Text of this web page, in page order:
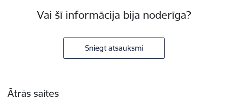
Vai šī informācija bija noderīga?
Sniegt atsauksmi
Ātrās saites